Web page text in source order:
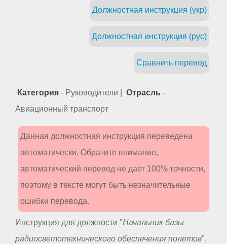
Должностная инструкция (укр)
Должностная инструкция (рус)
Сравнить перевод
Категория - Руководители | Отрасль -
Авиационный транспорт
Данная должностная инструкция переведена
автоматически. Обратите внимание,
автоматический перевод не дает 100% точности,
поэтому в тексте могут быть незначительные
ошибки перевода.
Инструкция для должности "Начальник базы
радиосветотехнического обеспечения полетов",